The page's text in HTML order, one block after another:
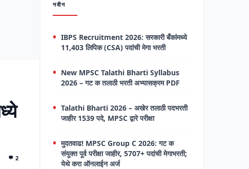
2
नवीन
IBPS Recruitment 2026: सरकारी बँकांमध्ये
11,403 लिपिक (CSA) पदांची मेगा भरती
New MPSC Talathi Bharti Syllabus
2026 – गट क तलाठी भरती अभ्यासक्रम PDF
Talathi Bharti 2026 – अखेर तलाठी पदभरती
जाहीर 1539 पदे, MPSC द्वारे परीक्षा
मुदतवाढ! MPSC Group C 2026: गट क
संयुक्त पूर्व परीक्षा जाहीर, 5707+ पदांची मेगाभरती;
येथे करा ऑनलाईन अर्ज